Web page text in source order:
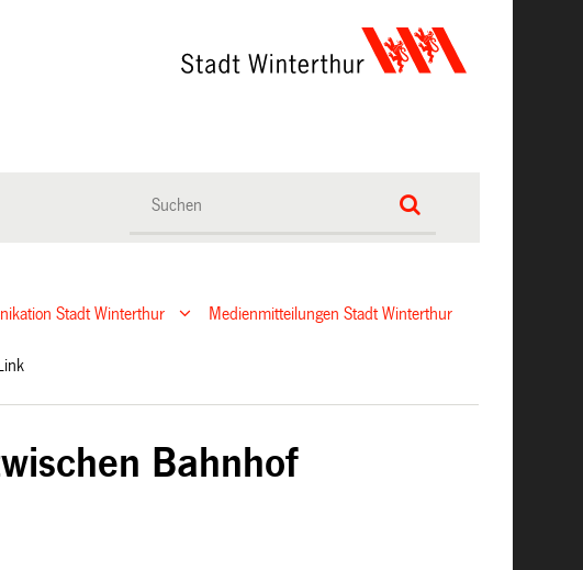
Stadt Winterthur Medienmitteilungen Stadt Winterthur
Bahnhof